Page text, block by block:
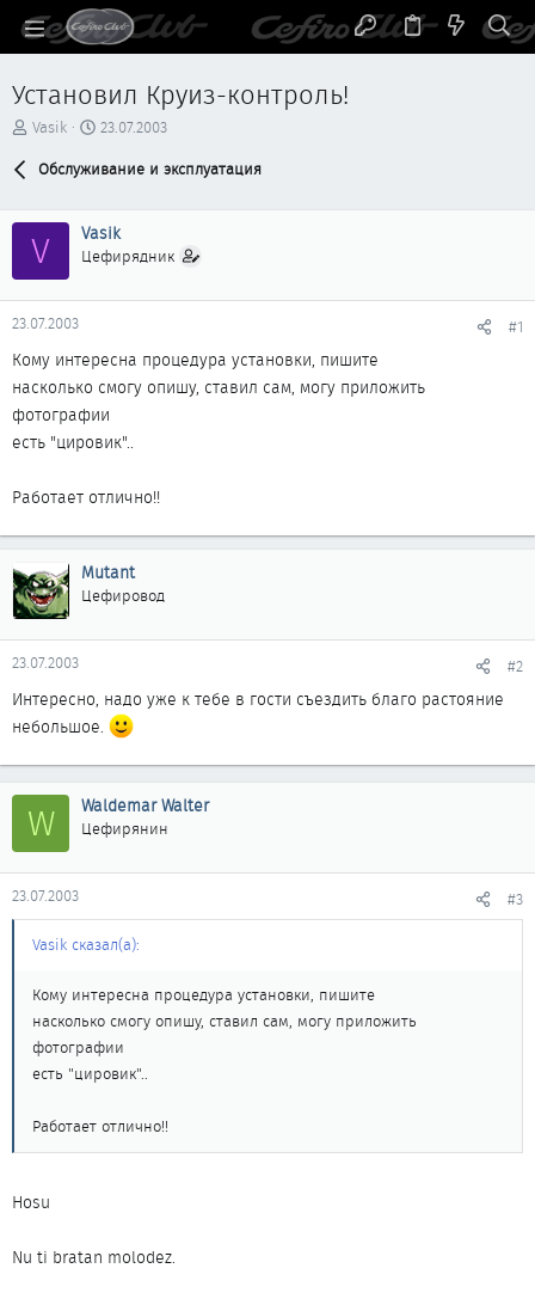
Установил Круиз-контроль!
А
т
е
м
ы
Vasik
Д
т
а
ч
л
23.07.2003
Обслуживание и эксплуатация
V Vasik
Цефирядник
23.07.2003 #1
Кому интересна процедура установки, пишите
насколько смогу опишу, ставил сам, могу приложить
фотографии
есть "цировик"..
Работает отлично!!
Mutant
Цефировод
23.07.2003 #2
Интересно, надо уже к тебе в гости съездить благо растояние
небольшое.
W Waldemar Walter
Цефирянин
23.07.2003 #3
Vasik сказал(а):
Кому интересна процедура установки, пишите
насколько смогу опишу, ставил сам, могу приложить
фотографии
есть "цировик"..
Работает отлично!!
Hosu
Nu ti bratan molodez.